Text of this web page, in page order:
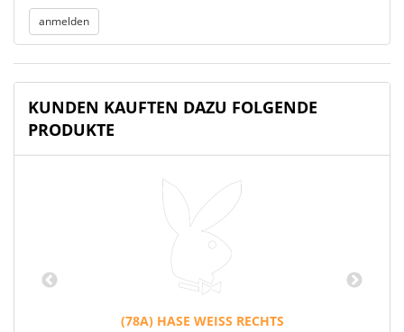
KUNDEN KAUFTEN DAZU FOLGENDE
PRODUKTE
(78A) HASE WEISS RECHTS